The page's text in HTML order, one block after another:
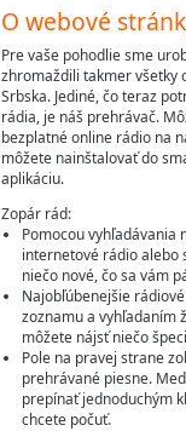
O webové
Pre vaše pohodlie sme
zhromaždili takmer všetky
Srbska. Jediné, čo teraz
rádia, je náš prehrávač.
bezplatné online rádio na
môžete nainštalovať do
aplikáciu.
Zopár rád:
Pomocou vyhľadávania
internetové rádio alebo
niečo nové, čo sa vám
Najobľúbenejšie
zoznamu a vyhľadaním
môžete nájsť niečo
Pole na pravej strane
prehrávané piesne.
prepínať jednoduchým
chcete počuť.